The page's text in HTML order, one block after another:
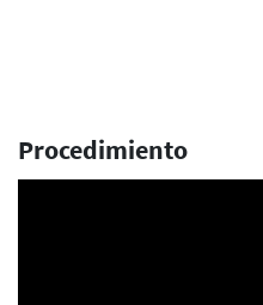
Procedimiento